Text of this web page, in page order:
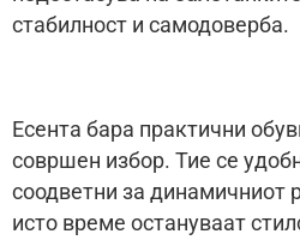
стабилност и самодоверба.
Есента бара практични
совршен избор. Тие се
соодветни за динамичниот
исто време остануваат